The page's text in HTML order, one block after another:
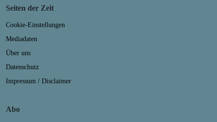
Seiten der Zeit
Cookie-Einstellungen
Mediadaten
Über uns
Datenschutz
Impressum / Disclaimer
Abo